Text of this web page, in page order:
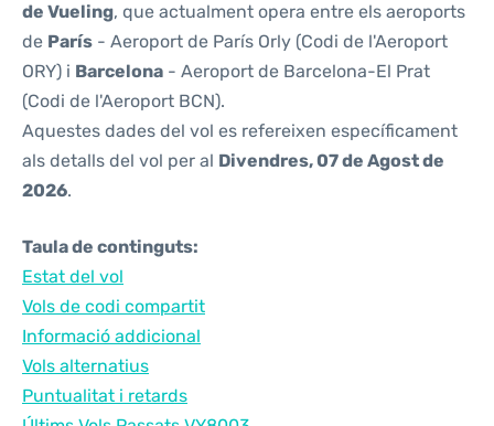
de Vueling, que actualment opera entre els aeroports
de París - Aeroport de París Orly (Codi de l'Aeroport
ORY) i Barcelona - Aeroport de Barcelona-El Prat
(Codi de l'Aeroport BCN).
Aquestes dades del vol es refereixen específicament
als detalls del vol per al Divendres, 07 de Agost de
2026.
Taula de continguts:
Estat del vol
Vols de codi compartit
Informació addicional
Vols alternatius
Puntualitat i retards